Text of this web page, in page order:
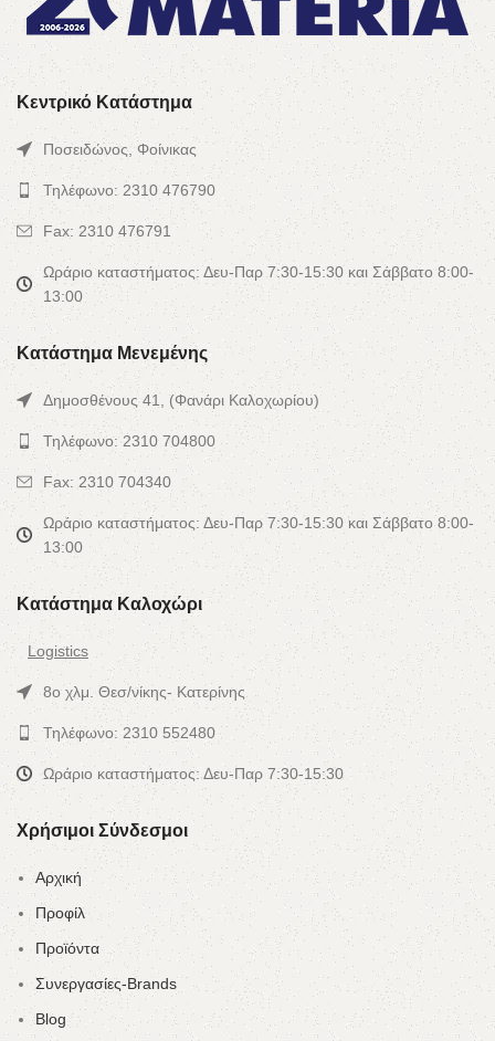
Κεντρικό Κατάστημα
Ποσειδώνος, Φοίνικας
Τηλέφωνο: 2310 476790
Fax: 2310 476791
Ωράριο καταστήματος: Δευ-Παρ 7:30-15:30 και Σάββατο 8:00-
13:00
Κατάστημα Μενεμένης
Δημοσθένους 41, (Φανάρι Καλοχωρίου)
Τηλέφωνο: 2310 704800
Fax: 2310 704340
Ωράριο καταστήματος: Δευ-Παρ 7:30-15:30 και Σάββατο 8:00-
13:00
Κατάστημα Καλοχώρι
Logistics
8ο χλμ. Θεσ/νίκης- Κατερίνης
Τηλέφωνο: 2310 552480
Ωράριο καταστήματος: Δευ-Παρ 7:30-15:30
Χρήσιμοι Σύνδεσμοι
Αρχική
Προφίλ
Προϊόντα
Συνεργασίες-Brands
Blog